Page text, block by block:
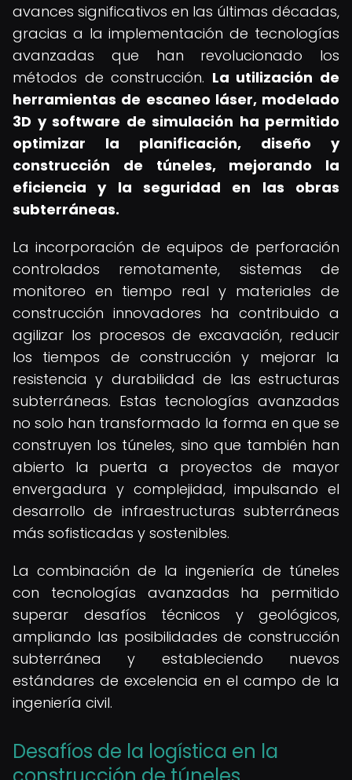
avances significativos en las últimas décadas,
gracias a la implementación de tecnologías
avanzadas que han revolucionado los
métodos de construcción. La utilización de
herramientas de escaneo láser, modelado
3D y software de simulación ha permitido
optimizar la planificación, diseño y
construcción de túneles, mejorando la
eficiencia y la seguridad en las obras
subterráneas.
La incorporación de equipos de perforación
controlados remotamente, sistemas de
monitoreo en tiempo real y materiales de
construcción innovadores ha contribuido a
agilizar los procesos de excavación, reducir
los tiempos de construcción y mejorar la
resistencia y durabilidad de las estructuras
subterráneas. Estas tecnologías avanzadas
no solo han transformado la forma en que se
construyen los túneles, sino que también han
abierto la puerta a proyectos de mayor
envergadura y complejidad, impulsando el
desarrollo de infraestructuras subterráneas
más sofisticadas y sostenibles.
La combinación de la ingeniería de túneles
con tecnologías avanzadas ha permitido
superar desafíos técnicos y geológicos,
ampliando las posibilidades de construcción
subterránea y estableciendo nuevos
estándares de excelencia en el campo de la
ingeniería civil.
Desafíos de la logística en la